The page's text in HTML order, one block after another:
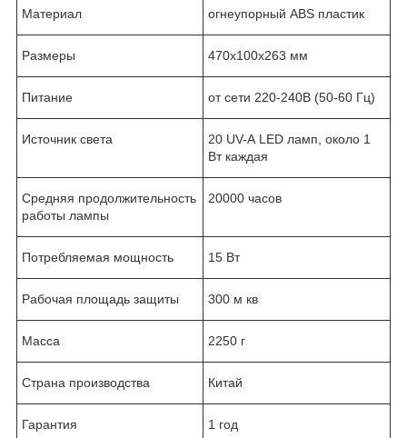
Материал огнеупорный ABS пластик
Размеры 470x100x263 мм
Питание от сети 220-240В (50-60 Гц)
Источник света
20 UV-А LED ламп, около 1
Вт каждая
Средняя продолжительность
работы лампы
20000 часов
Потребляемая мощность 15 Вт
Рабочая площадь защиты 300 м кв
Масса 2250 г
Страна производства Китай
Гарантия 1 год